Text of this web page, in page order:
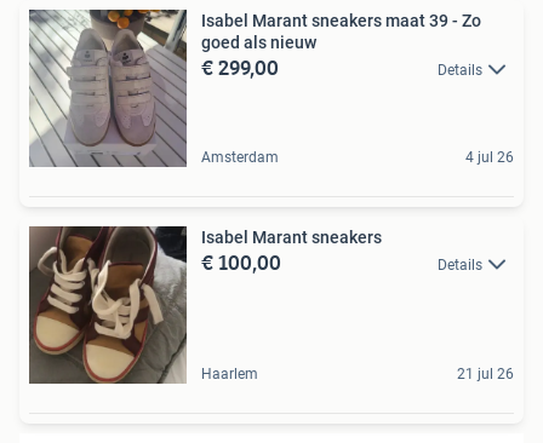
Isabel Marant sneakers maat 39 - Zo
goed als nieuw
€ 299,00 Details
Amsterdam 4 jul 26
Isabel Marant sneakers
€ 100,00 Details
Haarlem 21 jul 26